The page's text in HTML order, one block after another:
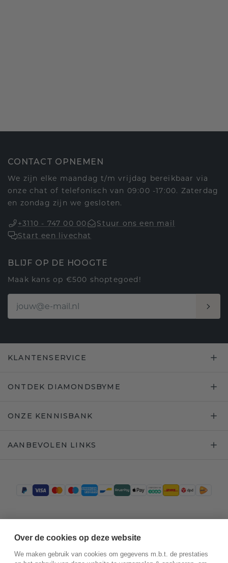
CONTACT OPNEMEN
We zijn elke maandag t/m vrijdag bereikbaar via
onze chat of telefonisch van 09:00 -17:00. Zaterdag
en zondag zijn we gesloten.
+3110 - 747 00 00
Stuur ons een mail
Start een livechat
BLIJF OP DE HOOGTE
Maak kans op €500 shoptegoed!
KLANTENSERVICE
ONTDEK DIAMONDSBYME
ONZE KENNISBANK
AANBEVOLEN LINKS
Over de cookies op deze website
We maken gebruik van cookies om gegevens m.b.t. de prestaties